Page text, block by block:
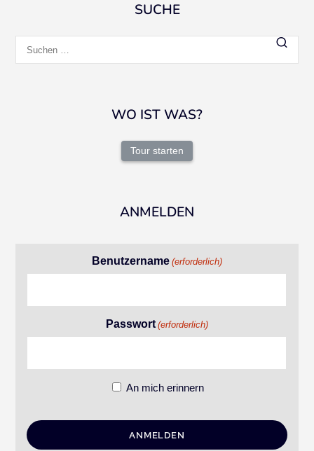
SUCHE
nach:
WO IST WAS?
Tour starten
ANMELDEN
Benutzername (erforderlich)
Passwort (erforderlich)
An mich erinnern